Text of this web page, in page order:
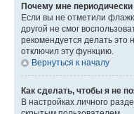
Почему мне
Если вы не отметили
другой не смог
рекомендуется делать это
отключил эту функцию.
Вернуться к началу
Как сделать, чтобы я не
В настройках личного